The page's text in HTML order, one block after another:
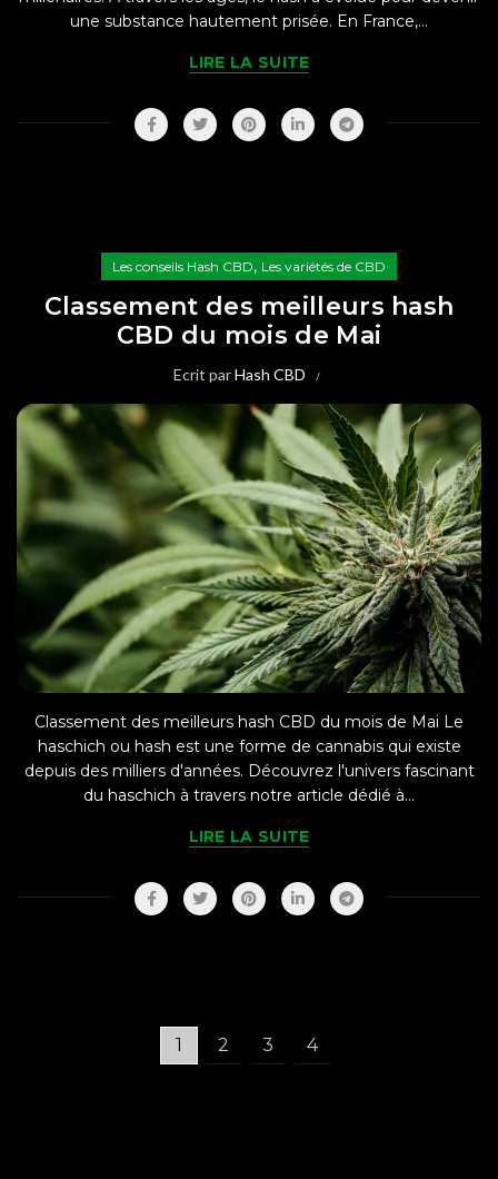
une substance hautement prisée. En France,...
LIRE LA SUITE
Les conseils Hash CBD, Les variétés de CBD
Classement des meilleurs hash
CBD du mois de Mai
Ecrit parHash CBD
Classement des meilleurs hash CBD du mois de Mai Le
haschich ou hash est une forme de cannabis qui existe
depuis des milliers d'années. Découvrez l'univers fascinant
du haschich à travers notre article dédié à...
LIRE LA SUITE
1 2 3 4